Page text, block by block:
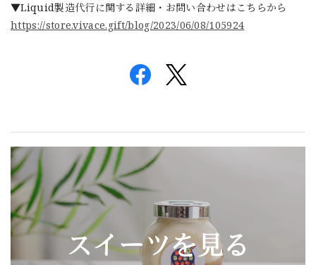
▼Liquid製造代行に関する詳細・お問い合わせはこちらから
https://store.vivace.gift/blog/2023/06/08/105924